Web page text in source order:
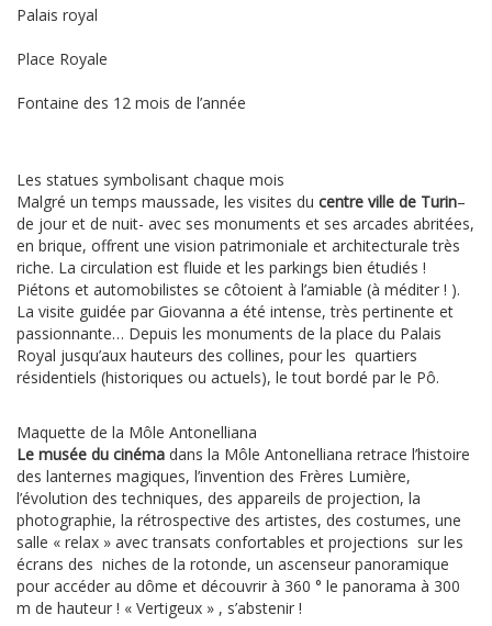
Palais royal
Place Royale
Fontaine des 12 mois de l’année
Les statues symbolisant chaque mois
Malgré un temps maussade, les visites du centre ville de Turin–
de jour et de nuit- avec ses monuments et ses arcades abritées,
en brique, offrent une vision patrimoniale et architecturale très
riche. La circulation est fluide et les parkings bien étudiés !
Piétons et automobilistes se côtoient à l’amiable (à méditer ! ).
La visite guidée par Giovanna a été intense, très pertinente et
passionnante… Depuis les monuments de la place du Palais
Royal jusqu’aux hauteurs des collines, pour les quartiers
résidentiels (historiques ou actuels), le tout bordé par le Pô.
Maquette de la Môle Antonelliana
Le musée du cinéma dans la Môle Antonelliana retrace l’histoire
des lanternes magiques, l’invention des Frères Lumière,
l’évolution des techniques, des appareils de projection, la
photographie, la rétrospective des artistes, des costumes, une
salle « relax » avec transats confortables et projections sur les
écrans des niches de la rotonde, un ascenseur panoramique
pour accéder au dôme et découvrir à 360 ° le panorama à 300
m de hauteur ! « Vertigeux » , s’abstenir !